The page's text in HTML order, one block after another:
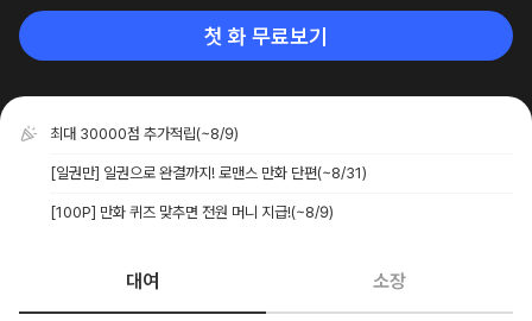
첫 화 무료보기
최대 30000점 추가적립(~8/9)
[일권만] 일권으로 완결까지! 로맨스 만화 단편(~8/31)
[100P] 만화 퀴즈 맞추면 전원 머니 지급!(~8/9)
대여 소장